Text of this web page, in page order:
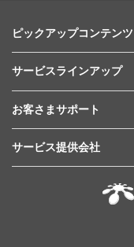
ピックアップコンテンツ
サービスラインアップ
お客さまサポート
サービス提供会社